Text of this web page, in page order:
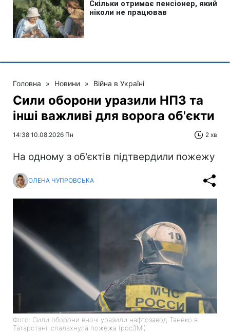
Головна » Новини » Війна в Україні
Сили оборони уразили НПЗ та
інші важливі для ворога об'єкти
14:38 10.08.2026 Пн 2 хв
На одному з об'єктів підтвердили пожежу
ОЛЕНА ЧУПРОВСЬКА
Фото: Сили оборони вночі уразили нафтозавод Танеко в
Татарстані, спалахнула пожежа (росЗМІ)